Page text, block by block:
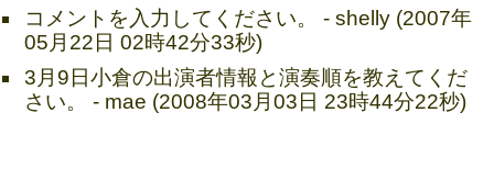
コメントを入力してください。 - shelly (2007年
05月22日 02時42分33秒)
3月9日小倉の出演者情報と演奏順を教えてくだ
さい。 - mae (2008年03月03日 23時44分22秒)